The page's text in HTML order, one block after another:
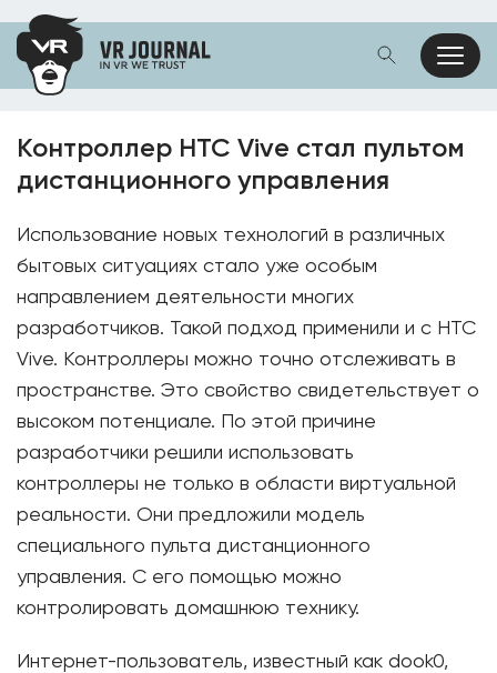
Контроллер HTC Vive стал пультом
дистанционного управления
Использование новых технологий в различных
бытовых ситуациях стало уже особым
направлением деятельности многих
разработчиков. Такой подход применили и с HTC
Vive. Контроллеры можно точно отслеживать в
пространстве. Это свойство свидетельствует о
высоком потенциале. По этой причине
разработчики решили использовать
контроллеры не только в области виртуальной
реальности. Они предложили модель
специального пульта дистанционного
управления. С его помощью можно
контролировать домашнюю технику.
Интернет-пользователь, известный как dook0,